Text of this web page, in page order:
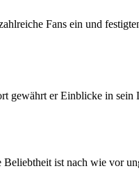
Fans ein und
gewährt er Einblicke in
ist nach wie vor